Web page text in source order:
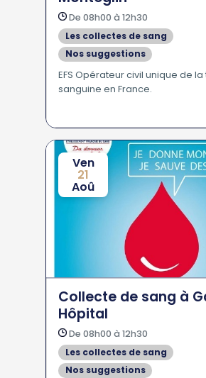
De 08h00 à 12h30
Les collectes de sang
Nos suggestions
EFS Opérateur civil unique de
sanguine en France.
Ven
21
Aoû
Collecte de sang à
Hôpital
De 08h00 à 12h30
Les collectes de sang
Nos suggestions